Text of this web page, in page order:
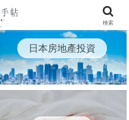
日本房地產投資
検索